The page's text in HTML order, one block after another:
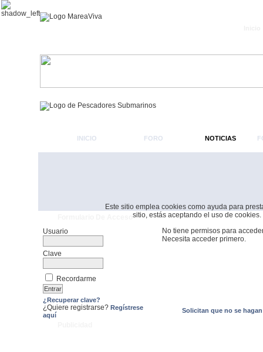
Este sitio emplea cookies como ayuda para
sitio, estás aceptando el uso de cookies.
INICIO FORO NOTICIAS
Usuario
Clave
Recordarme
¿Recuperar clave?
¿Quiere registrarse? Regístrese
aquí
No tiene permisos para
Necesita acceder primero.
Solicitan que no se